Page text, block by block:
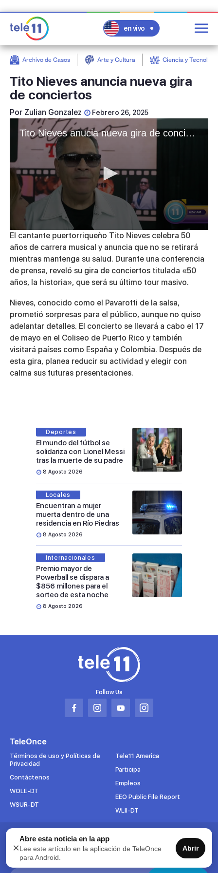
en vivo
Archivo de Casos Arte y Cultura Ciencia y
Tito Nieves anuncia nueva gira
de conciertos
Por Zulian Gonzalez Febrero 26, 2025
Tito Nieves anucia nueva gira de conciertos
0
of
1
39
seconds
El cantante puertorriqueño Tito Nieves celebra 50
años de carrera musical y anuncia que no se retirará
mientras mantenga su salud. Durante una conferencia
de prensa, reveló su gira de conciertos titulada «50
años, la historia», que será su último tour masivo.
Nieves, conocido como el Pavarotti de la salsa,
prometió sorpresas para el público, aunque no quiso
adelantar detalles. El concierto se llevará a cabo el 17
de mayo en el Coliseo de Puerto Rico y también
visitará países como España y Colombia. Después de
esta gira, planea reducir su actividad y elegir con
calma sus futuras presentaciones.
Deportes
El mundo del fútbol se
solidariza con Lionel Messi
tras la muerte de su padre
8 Agosto 2026
Locales
Encuentran a mujer
muerta dentro de una
residencia en Río Piedras
8 Agosto 2026
Internacionales
Premio mayor de
Powerball se dispara a
$856 millones para el
sorteo de esta noche
8 Agosto 2026
Follow Us
Abrir
pestaña
Abrir
pestaña
Abrir
pestaña
Abrir
pestaña
TeleOnce
Términos de uso y Políticas de
Privacidad
Contáctenos
WOLE-DT
WSUR-DT
Tele11 America
Participa
Empleos
EEO Public File Report
WLII-DT
Suscríbete al boletín
Para mantenerse al tanto de todo lo que pasa en TeleOnce,
suscríbase ahora a nuestros boletines.
post
×
Abre esta noticia en la app
Lee este artículo en la aplicación de TeleOnce
para Android.
Abrir